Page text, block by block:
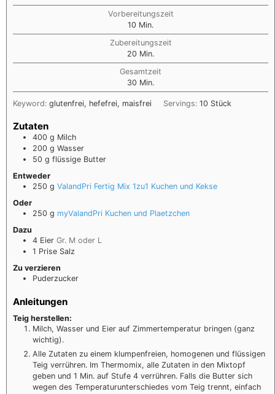
Vorbereitungszeit
10 Min.
Zubereitungszeit
20 Min.
Gesamtzeit
30 Min.
Keyword: glutenfrei, hefefrei, maisfrei Servings:10 Stück
Zutaten
400 g Milch
200 g Wasser
50 g flüssige Butter
Entweder
250 g ValandPri Fertig Mix 1zu1 Kuchen und Kekse
Oder
250 g myValandPri Kuchen und Plaetzchen
Dazu
4 Eier Gr. M oder L
1 Prise Salz
Zu verzieren
Puderzucker
Anleitungen
Teig herstellen:
Milch, Wasser und Eier auf Zimmertemperatur bringen (ganz
wichtig).
Alle Zutaten zu einem klumpenfreien, homogenen und flüssigen
Teig verrühren. Im Thermomix, alle Zutaten in den Mixtopf
geben und 1 Min. auf Stufe 4 verrühren. Falls die Butter sich
wegen des Temperaturunterschiedes vom Teig trennt, einfach